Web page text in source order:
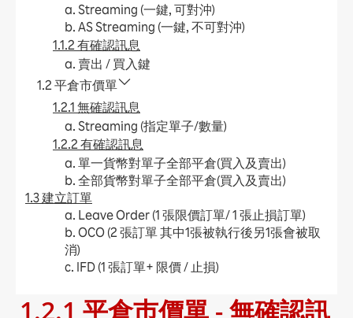
a. Streaming (一鍵, 可對沖)
b. AS Streaming (一鍵, 不可對沖)
1.1.2 有確認訊息
a. 賣出 / 買入鍵
1.2 平倉市價單
1.2.1 無確認訊息
a. Streaming (指定單子/數量)
1.2.2 有確認訊息
a. 單一貨幣對單子全部平倉(買入及賣出)
b. 全部貨幣對單子全部平倉(買入及賣出)
1.3 建立訂單
a. Leave Order (1 張限價訂單/ 1 張止損訂單)
b. OCO (2 張訂單 其中1張被執行後另1張會被取
消)
c. IFD (1 張訂單+ 限價 / 止損)
e. 更改Leave Order
1.2.1 平倉巿價單 - 無確認訊